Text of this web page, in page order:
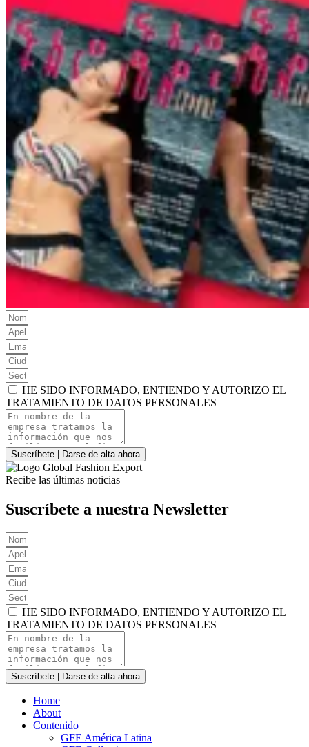
HE SIDO INFORMADO, ENTIENDO Y AUTORIZO EL
TRATAMIENTO DE DATOS PERSONALES
Suscríbete | Darse de alta ahora
Recibe las últimas noticias
Suscríbete a nuestra Newsletter
HE SIDO INFORMADO, ENTIENDO Y AUTORIZO EL
TRATAMIENTO DE DATOS PERSONALES
Suscríbete | Darse de alta ahora
Home
About
Contenido
GFE América Latina